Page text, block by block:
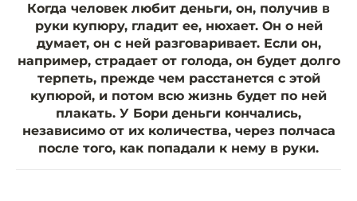
Когда человек любит деньги, он, получив в
руки купюру, гладит ее, нюхает. Он о ней
думает, он с ней разговаривает. Если он,
например, страдает от голода, он будет долго
терпеть, прежде чем расстанется с этой
купюрой, и потом всю жизнь будет по ней
плакать. У Бори деньги кончались,
независимо от их количества, через полчаса
после того, как попадали к нему в руки.